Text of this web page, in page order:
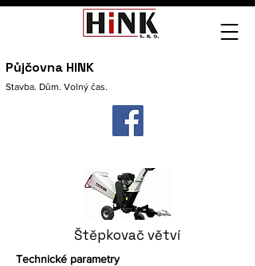
Půjčovna HINK
Stavba. Dům. Volný čas.
Štěpkovač větví
Technické parametry